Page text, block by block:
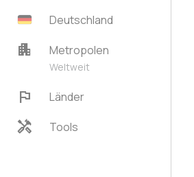
Deutschland
apartment Metropolen
Weltweit
flag Länder
handyman Tools